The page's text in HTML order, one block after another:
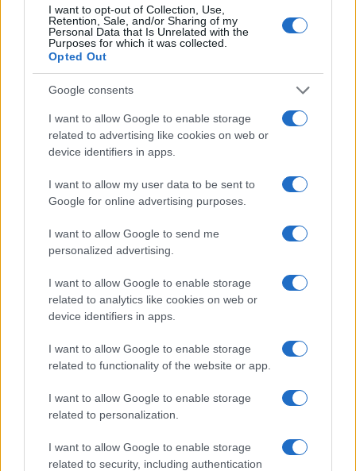
I want to opt-out of Collection, Use,
Retention, Sale, and/or Sharing of my
Personal Data that Is Unrelated with the
Purposes for which it was collected.
Opted Out
Google consents
I want to allow Google to enable storage
related to advertising like cookies on web or
device identifiers in apps.
I want to allow my user data to be sent to
Google for online advertising purposes.
I want to allow Google to send me
personalized advertising.
I want to allow Google to enable storage
related to analytics like cookies on web or
device identifiers in apps.
I want to allow Google to enable storage
related to functionality of the website or app.
I want to allow Google to enable storage
related to personalization.
I want to allow Google to enable storage
related to security, including authentication
Guía para definir intereses y
competencias en carreras STEAM
Ética en IA: marcos, riesgos y
La inteligencia artificial ética es fundamental para un…